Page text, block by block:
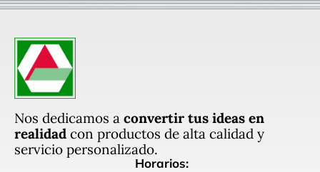
Nos dedicamos a convertir tus ideas en
realidad con productos de alta calidad y
servicio personalizado.
Horarios: